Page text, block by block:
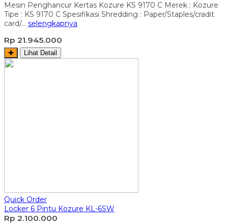
Mesin Penghancur Kertas Kozure KS 9170 C Merek : Kozure
Tipe : KS 9170 C Spesifikasi Shredding : Paper/Staples/cradit
card/… selengkapnya
Rp 21.945.000
✚ Lihat Detail
Quick Order
Locker 6 Pintu Kozure KL-6SW
Rp 2.100.000